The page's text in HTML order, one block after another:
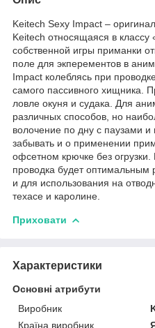
Keitech Sexy Impact –
Keitech относящаяся в классу
собственной игры приманки
поле для экперементов в
Impact колеблясь при
самого пассивного хищника.
ловле окуня и судака. Для
различных способов, но
волочение по дну с паузами
забывать и о применении
офсетном крючке без
проводка будет
и для использования на
техасе и каролине.
Приховати
Характеристики
Основні атрибути
Виробник
Країна виробник